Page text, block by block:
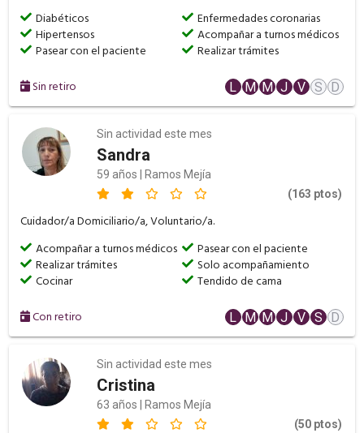
Diabéticos
Enfermedades coronarias
Hipertensos
Acompañar a turnos médicos
Pasear con el paciente
Realizar trámites
Sin retiro L M M J V S D
Sin actividad este mes
Sandra
59 años | Ramos Mejía
(163 ptos)
Cuidador/a Domiciliario/a, Voluntario/a.
Acompañar a turnos médicos
Pasear con el paciente
Realizar trámites
Solo acompañamiento
Cocinar
Tendido de cama
Con retiro L M M J V S D
Sin actividad este mes
Cristina
63 años | Ramos Mejía
(50 ptos)